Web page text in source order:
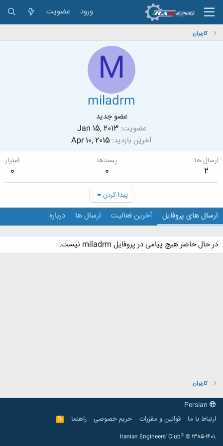
ورود عضویت
کاربران
M
miladrm
عضو جدید
عضویت Jan 15, 2013
آخرین بازدید Apr 10, 2015
ارسال ها
2
پسندها
0
امتیاز
0
پیدا کردن
ارسال های پروفایل آخرین فعالیت ارسال ها درباره
در حال حاضر هیچ پیامی در پروفایل miladrm نیست.
کاربران
ارتباط با ما
قوانین و مقرّرات حریم خصوصی راهنما
R
S
Iranian Engineers' Club® © 1385-1401.